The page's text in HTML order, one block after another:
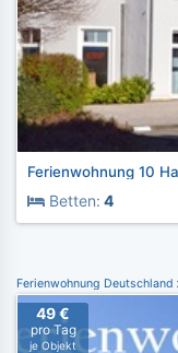
Ferienwohnung 10
Betten: 4
Ferienwohnung Deutschland
49 €
pro Tag
je Objekt